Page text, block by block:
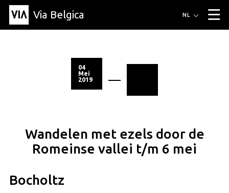
Via Belgica ▼
Contact
Pers
Gemeentes
NL
04
Mei
2019
Wandelen met ezels door de
Romeinse vallei t/m 6 mei
Bocholtz